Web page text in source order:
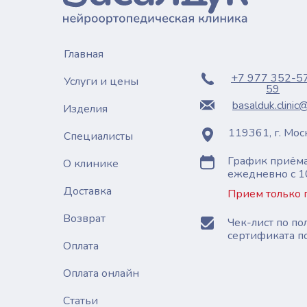
Главная
Услуги и цены
Изделия
Специалисты
О клинике
Доставка
Возврат
+7 977 352-
59
119361, г.
График
ежедневно с
Прием только
Чек-лист по
сертификата
Оплата
Статьи
Оплата онлайн